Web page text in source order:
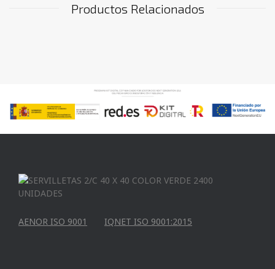
Productos Relacionados
AENOR ISO 9001 IQNET ISO 9001:2015